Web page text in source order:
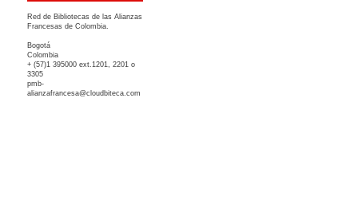
Red de Bibliotecas de las Alianzas
Francesas de Colombia.
Bogotá
Colombia
+ (57)1 395000 ext.1201, 2201 o
3305
pmb-
alianzafrancesa@cloudbiteca.com